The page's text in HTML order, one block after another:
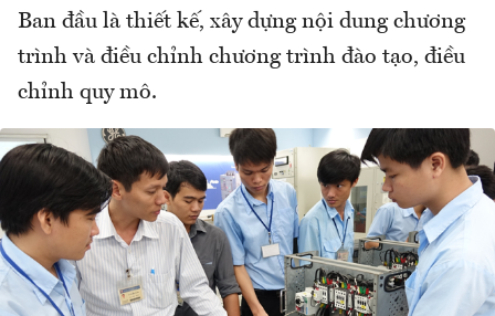
Ban đầu là thiết kế, xây dựng nội dung chương
trình và điều chỉnh chương trình đào tạo, điều
chỉnh quy mô.